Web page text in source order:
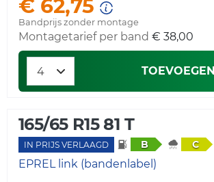
€ 62,75
Bandprijs zonder montage
Montagetarief per band € 38,00
TOEVOEGEN
165/65 R15 81 T
IN PRIJS VERLAAGD B C
EPREL link (bandenlabel)